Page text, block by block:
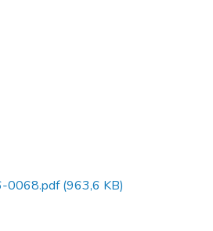
0068.pdf(963,6 KB)